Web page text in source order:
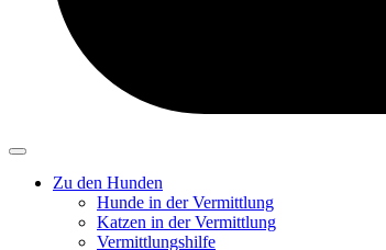
Zu den Hunden
Hunde in der Vermittlung
Katzen in der Vermittlung
Vermittlungshilfe